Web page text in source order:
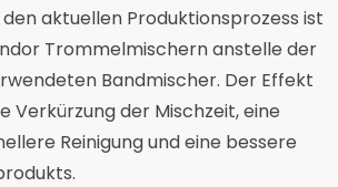
aktuellen Produktionsprozess ist
Trommelmischern anstelle der
Bandmischer. Der Effekt
Verkürzung der Mischzeit, eine
Reinigung und eine bessere